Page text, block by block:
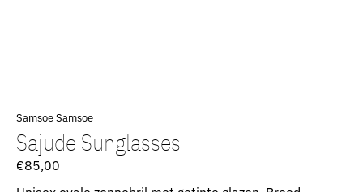
Samsoe Samsoe
Sajude Sunglasses
€85,00